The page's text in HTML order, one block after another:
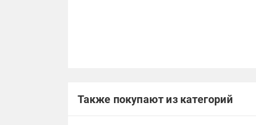
Также покупают из категорий